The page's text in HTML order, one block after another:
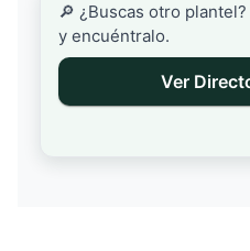
🔎 ¿Buscas otro plantel?
y encuéntralo.
Ver